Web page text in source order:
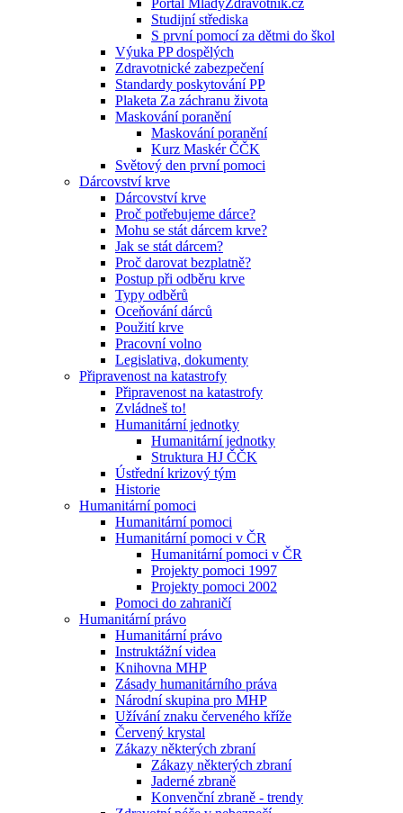
Portál MladyZdravotnik.cz
Studijní střediska
S první pomocí za dětmi do škol
Výuka PP dospělých
Zdravotnické zabezpečení
Standardy poskytování PP
Plaketa Za záchranu života
Maskování poranění
Maskování poranění
Kurz Maskér ČČK
Světový den první pomoci
Dárcovství krve
Dárcovství krve
Proč potřebujeme dárce?
Mohu se stát dárcem krve?
Jak se stát dárcem?
Proč darovat bezplatně?
Postup při odběru krve
Typy odběrů
Oceňování dárců
Použití krve
Pracovní volno
Legislativa, dokumenty
Připravenost na katastrofy
Připravenost na katastrofy
Zvládneš to!
Humanitární jednotky
Humanitární jednotky
Struktura HJ ČČK
Ústřední krizový tým
Historie
Humanitární pomoci
Humanitární pomoci
Humanitární pomoci v ČR
Humanitární pomoci v ČR
Projekty pomoci 1997
Projekty pomoci 2002
Pomoci do zahraničí
Humanitární právo
Humanitární právo
Instruktážní videa
Knihovna MHP
Zásady humanitárního práva
Národní skupina pro MHP
Užívání znaku červeného kříže
Červený krystal
Zákazy některých zbraní
Zákazy některých zbraní
Jaderné zbraně
Konvenční zbraně - trendy